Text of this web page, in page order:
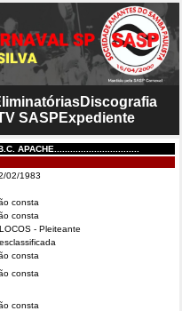
Discografia
SASP Expediente
APACHE................................
02/1983
consta
consta
- Pleiteante
consta
consta
consta